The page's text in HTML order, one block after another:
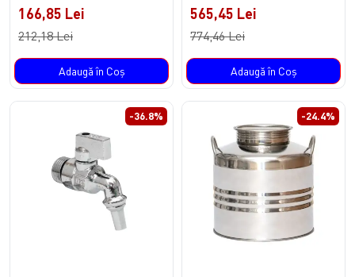
166,85 Lei
212,18 Lei
Adaugă în Coş
565,45 Lei
774,46 Lei
Adaugă în Coş
-36.8% -24.4%